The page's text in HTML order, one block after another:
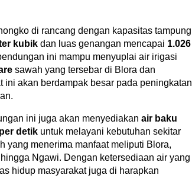
di rancang dengan kapasitas tampung
kubik dan luas genangan mencapai 1.026
ini mampu menyuplai air irigasi
sawah yang tersebar di Blora dan
ini akan berdampak besar pada peningkatan
ini juga akan menyediakan air baku
detik untuk melayani kebutuhan sekitar
yang menerima manfaat meliputi Blora,
Ngawi. Dengan ketersediaan air yang
hidup masyarakat juga di harapkan